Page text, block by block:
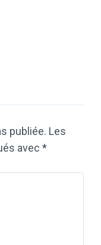
publiée. Les
avec *